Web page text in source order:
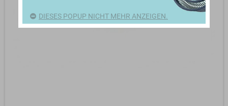
DIESES POPUP NICHT MEHR ANZEIGEN.